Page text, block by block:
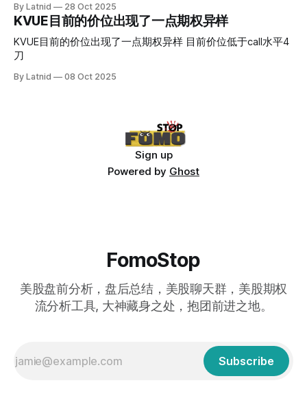
By Latnid 28 Oct 2025
KVUE目前的价位出现了一点期权异样
KVUE目前的价位出现了一点期权异样 目前价位低于call水平4
刀
By Latnid 08 Oct 2025
Sign up
Powered by Ghost
FomoStop
美股盘前分析，盘后总结，美股聊天群，美股期权
流分析工具, 大神藏身之处，抱团前进之地。
Subscribe